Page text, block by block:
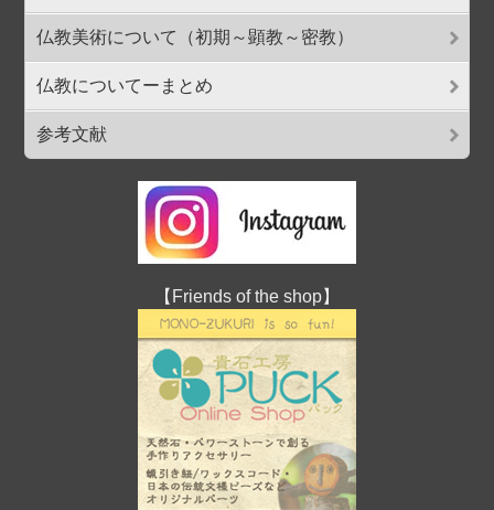
仏教美術について（初期～顕教～密教）
仏教についてーまとめ
参考文献
【Friends of the shop】